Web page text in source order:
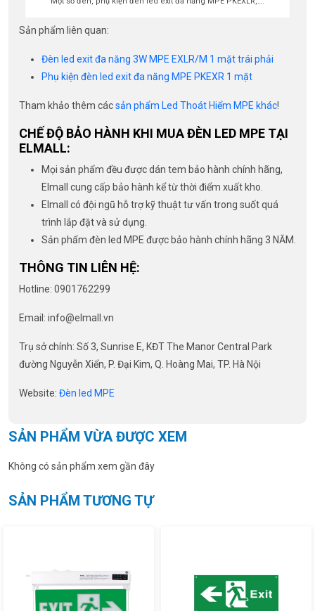
Sản phẩm liên quan:
Đèn led exit đa năng 3W MPE EXLR/M 1 mặt trái phải
Phụ kiện đèn led exit đa năng MPE PKEXR 1 mặt
Tham khảo thêm cácsản phẩm Led Thoát Hiểm MPE khác!
CHẾ ĐỘ BẢO HÀNH KHI MUA ĐÈN LED MPE TẠI
ELMALL:
Mọi sản phẩm đều được dán tem bảo hành chính hãng,
Elmall cung cấp bảo hành kể từ thời điểm xuất kho.
Elmall có đội ngũ hỗ trợ kỹ thuật tư vấn trong suốt quá
trình lắp đặt và sử dụng.
Sản phẩm đèn led MPE được bảo hành chính hãng 3 NĂM.
THÔNG TIN LIÊN HỆ:
Hotline: 0901762299
Email: info@elmall.vn
Trụ sở chính: Số 3, Sunrise E, KĐT The Manor Central Park
đường Nguyễn Xiển, P. Đại Kim, Q. Hoàng Mai, TP. Hà Nội
Website: Đèn led MPE
SẢN PHẨM VỪA ĐƯỢC XEM
Không có sản phẩm xem gần đây
SẢN PHẨM TƯƠNG TỰ